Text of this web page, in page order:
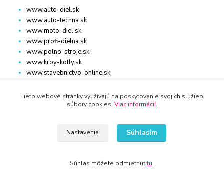
www.auto-diel.sk
www.auto-techna.sk
www.moto-diel.sk
www.profi-dielna.sk
www.polno-stroje.sk
www.krby-kotly.sk
www.stavebnictvo-online.sk
www.moto-prislusenstvo.sk
www.firemne-zariadenie.sk
www.zlatnictvo-online.sk
Tieto webové stránky využívajú na poskytovanie svojich služieb
súbory cookies. Viac informácií.
Nastavenia Súhlasím
Súhlas môžete odmietnuťtu.